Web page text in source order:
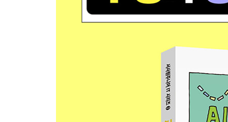
도전! 미션 해결! 미국의 집을 소개하는 웹툰 만들기
도전! 미션 해결! 다문화의 차이를 설명하는 웹툰
Day 12 복도에서 안전하게! 안전 교육 웹툰 [3~6학
도전! 미션 해결! ‘올바른 언어생활’ 웹툰 만들기
Day 13 뉴스 화면을 이용한 선거 웹툰 [5학년 사회]